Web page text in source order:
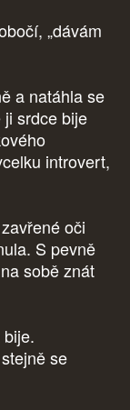
„dávám
a natáhla se
srdce bije
introvert,
oči
S pevně
sobě znát
se